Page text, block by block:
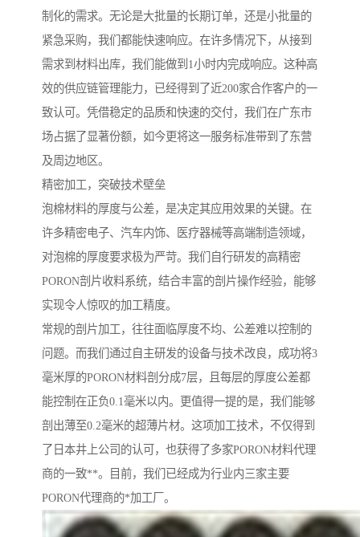
制化的需求。无论是大批量的长期订单，还是小批量的
紧急采购，我们都能快速响应。在许多情况下，从接到
需求到材料出库，我们能做到1小时内完成响应。这种高
效的供应链管理能力，已经得到了近200家合作客户的一
致认可。凭借稳定的品质和快速的交付，我们在广东市
场占据了显著份额，如今更将这一服务标准带到了东营
及周边地区。
精密加工，突破技术壁垒
泡棉材料的厚度与公差，是决定其应用效果的关键。在
许多精密电子、汽车内饰、医疗器械等高端制造领域，
对泡棉的厚度要求极为严苛。我们自行研发的高精密
PORON剖片收料系统，结合丰富的剖片操作经验，能够
实现令人惊叹的加工精度。
常规的剖片加工，往往面临厚度不均、公差难以控制的
问题。而我们通过自主研发的设备与技术改良，成功将3
毫米厚的PORON材料剖分成7层，且每层的厚度公差都
能控制在正负0.1毫米以内。更值得一提的是，我们能够
剖出薄至0.2毫米的超薄片材。这项加工技术，不仅得到
了日本井上公司的认可，也获得了多家PORON材料代理
商的一致**。目前，我们已经成为行业内三家主要
PORON代理商的*加工厂。